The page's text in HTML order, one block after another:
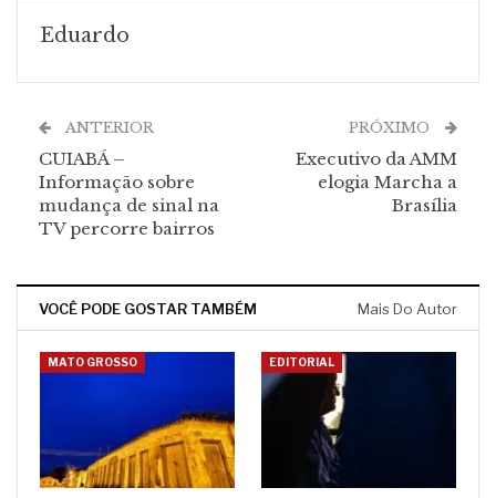
Eduardo
ANTERIOR
CUIABÁ –
Informação sobre
mudança de sinal na
TV percorre bairros
PRÓXIMO
Executivo da AMM
elogia Marcha a
Brasília
VOCÊ PODE GOSTAR TAMBÉM Mais Do Autor
MATO GROSSO EDITORIAL